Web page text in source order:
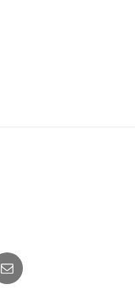
Newsletter